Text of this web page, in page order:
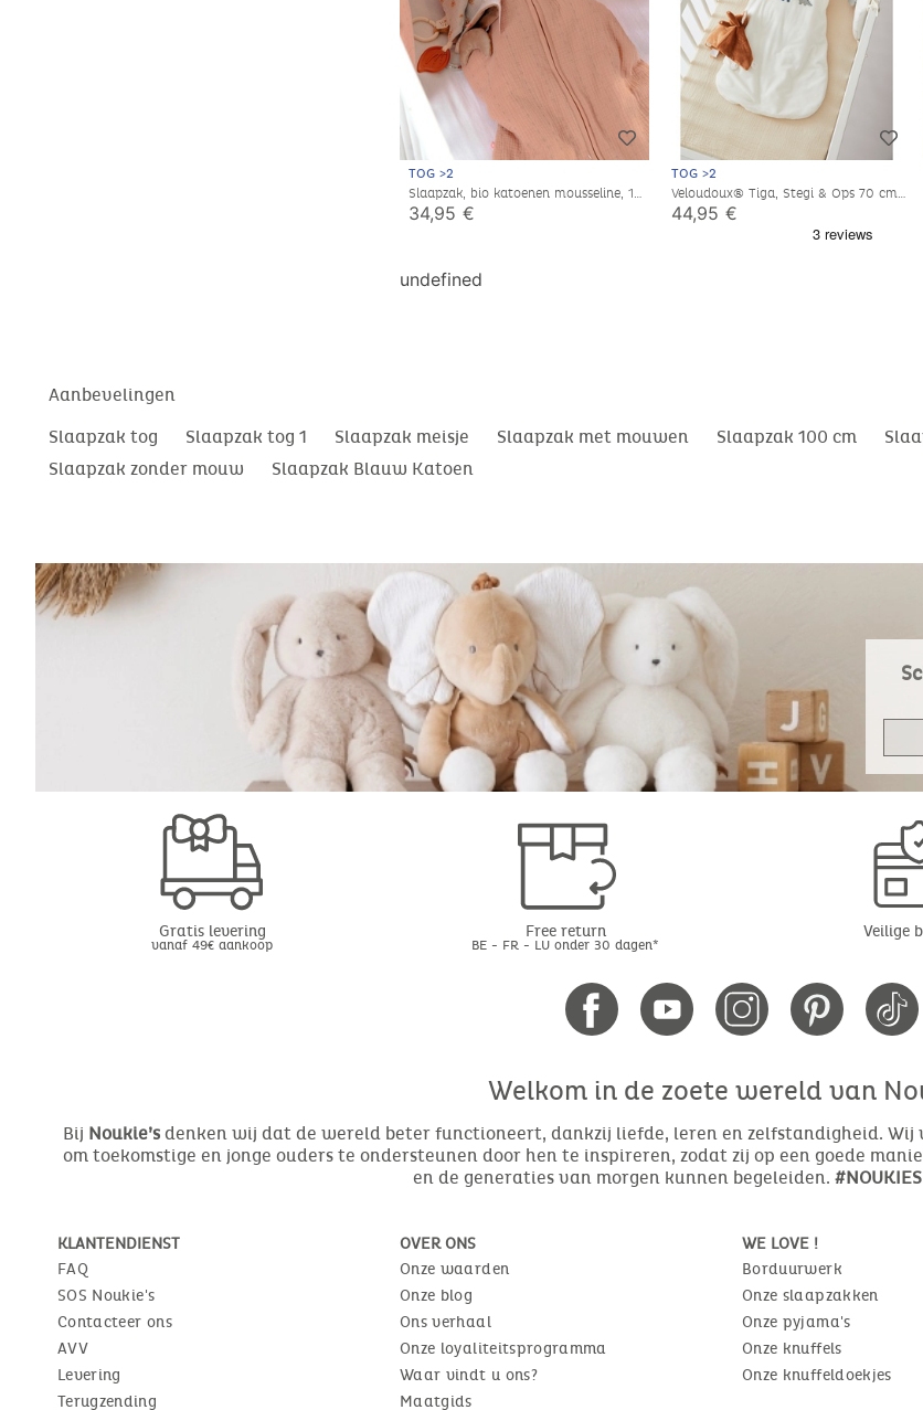
TOG >2
Slaapzak, bio katoenen mousseline, 1-6
maanden
34,95 €
TOG >2
Veloudoux® Tiga, Stegi & Ops 70 cm
slaapzak, ecru
44,95 €
undefined
Aanbevelingen
Slaapzak tog
Slaapzak tog 1 Slaapzak meisje Slaapzak met mouwen Slaapzak 100 cm
Slaapzak zonder mouw
Slaapzak Blauw Katoen
Gratis levering
vanaf 49€ aankoop
Free return
BE - FR - LU onder 30 dagen*
Veilige
Welkom in de zoete wereld van
Bij Noukie’sdenken wij dat de wereld beter functioneert, dankzij liefde, leren en zelfstandigheid.
om toekomstige en jonge ouders te ondersteunen door hen te inspireren, zodat zij op een goede
en de generaties van morgen kunnen begeleiden.
KLANTENDIENST
FAQ
SOS Noukie's
Contacteer ons
AVV
Levering
Terugzending
OVER ONS
Onze waarden
Onze blog
Ons verhaal
Onze loyaliteitsprogramma
Waar vindt u ons?
Maatgids
WE LOVE !
Borduurwerk
Onze slaapzakken
Onze pyjama's
Onze knuffels
Onze knuffeldoekjes